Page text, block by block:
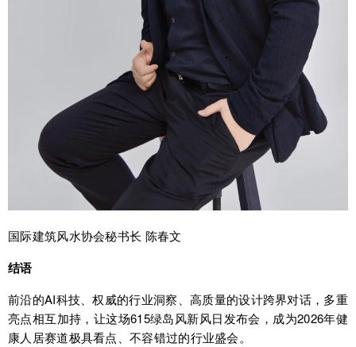
国际建筑风水协会秘书长 陈春文
结语
前沿的AI科技、权威的行业洞察、高质量的设计跨界对话，多重
亮点相互加持，让这场615绿岛风新风日发布会，成为2026年健
康人居赛道极具看点、不容错过的行业盛会。